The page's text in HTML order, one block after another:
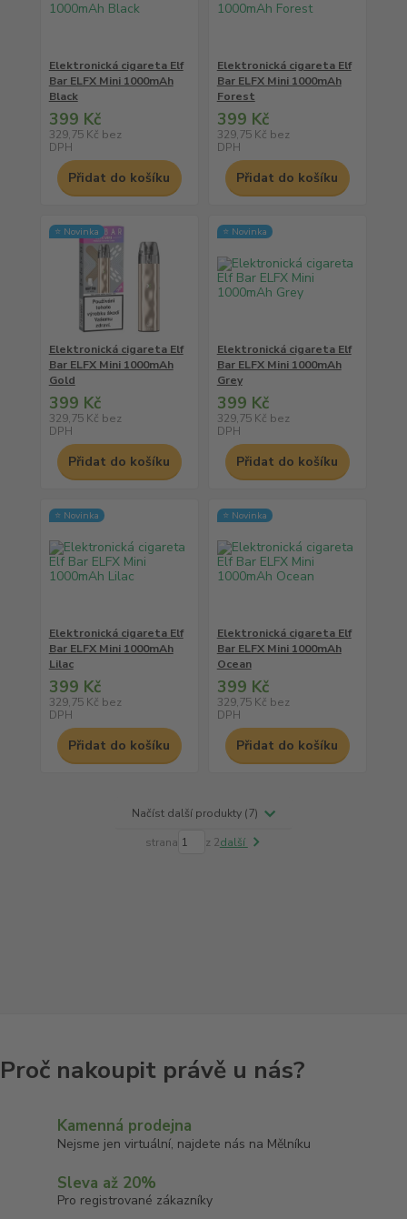
Elektronická cigareta Elf
Bar ELFX Mini 1000mAh
Black
399 Kč
329,75 Kč bez
DPH
Přidat do košíku
Elektronická cigareta Elf
Bar ELFX Mini 1000mAh
Forest
399 Kč
329,75 Kč bez
DPH
Přidat do košíku
⭐ Novinka
Elektronická cigareta Elf
Bar ELFX Mini 1000mAh
Gold
399 Kč
329,75 Kč bez
DPH
Přidat do košíku
⭐ Novinka
Elektronická cigareta Elf
Bar ELFX Mini 1000mAh
Grey
399 Kč
329,75 Kč bez
DPH
Přidat do košíku
⭐ Novinka
Elektronická cigareta Elf
Bar ELFX Mini 1000mAh
Lilac
399 Kč
329,75 Kč bez
DPH
Přidat do košíku
⭐ Novinka
Elektronická cigareta Elf
Bar ELFX Mini 1000mAh
Ocean
399 Kč
329,75 Kč bez
DPH
Přidat do košíku
Načíst další produkty (7)
strana z 2další
Kamenná prodejna
Nejsme jen virtuální, najdete nás na Mělníku
Sleva až 20%
Pro registrované zákazníky